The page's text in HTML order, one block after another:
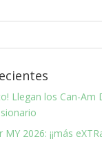
Llegan los Can-Am
MY 2026: ¡¡más